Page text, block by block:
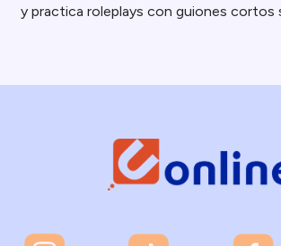
y practica roleplays con guiones cortos